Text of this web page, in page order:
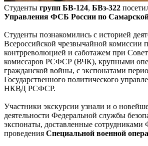
Студенты групп БВ-124, БВз-322
Управления ФСБ России по
Студенты познакомились с историей
Всероссийской чрезвычайной комиссии
контрреволюцией и саботажем при
комиссаров РСФСР (ВЧК), крупными
гражданской войны, с экспонатами
Государственного политического
НКВД РСФСР.
Участники экскурсии узнали и о
деятельности Федеральной службы
экспонаты, доставленные сотрудниками
проведения Специальной военной